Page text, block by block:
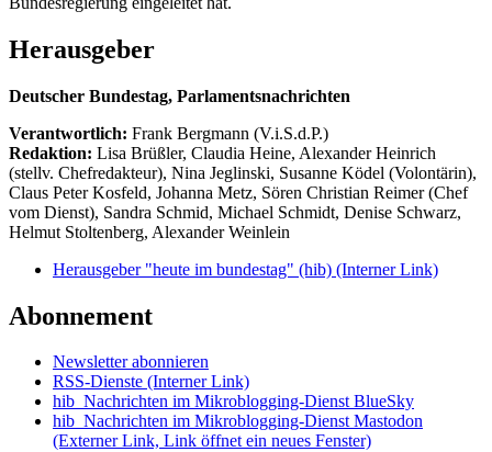
Herausgeber
Deutscher Bundestag, Parlamentsnachrichten
Verantwortlich: Frank Bergmann (V.i.S.d.P.)
Redaktion: Lisa Brüßler, Claudia Heine, Alexander Heinrich
(stellv. Chefredakteur), Nina Jeglinski, Susanne Ködel (Volontärin),
Claus Peter Kosfeld, Johanna Metz, Sören Christian Reimer (Chef
vom Dienst), Sandra Schmid, Michael Schmidt, Denise Schwarz,
Helmut Stoltenberg, Alexander Weinlein
Herausgeber "heute im bundestag" (hib) (Interner Link)
Abonnement
Newsletter abonnieren
RSS-Dienste (Interner Link)
hib_Nachrichten im Mikroblogging-Dienst BlueSky
hib_Nachrichten im Mikroblogging-Dienst Mastodon
(Externer Link, Link öffnet ein neues Fenster)